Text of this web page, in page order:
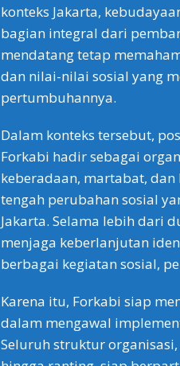
konteks Jakarta,
bagian integral dari
mendatang tetap
dan nilai-nilai sosial yang
pertumbuhannya.
Dalam konteks tersebut,
Forkabi hadir sebagai
keberadaan, martabat,
tengah perubahan sosial
Jakarta. Selama lebih dari
menjaga keberlanjutan
berbagai kegiatan sosial,
Karena itu, Forkabi siap
dalam mengawal
Seluruh struktur